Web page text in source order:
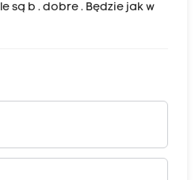
są b . dobre . Będzie jak w